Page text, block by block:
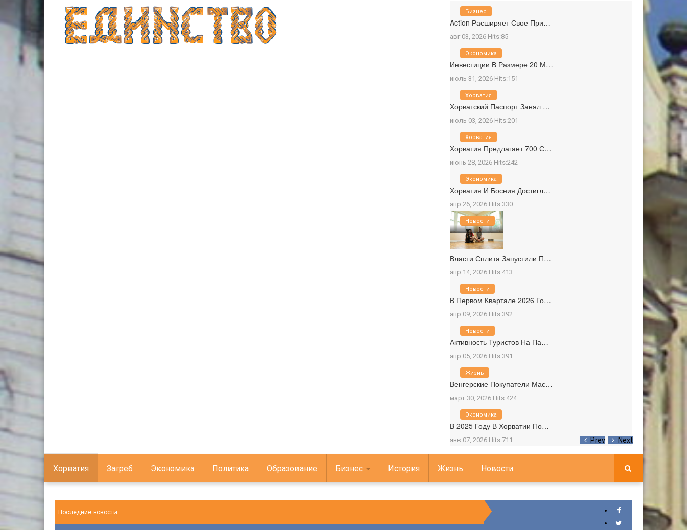
Prev Next
Action Расширяет Свое При…
авг 03, 2026 Hits:85
Бизнес
Инвестиции В Размере 20 М…
июль 31, 2026 Hits:151
Экономика
Хорватский Паспорт Занял …
июль 03, 2026 Hits:201
Хорватия
Хорватия Предлагает 700 С…
июнь 28, 2026 Hits:242
Хорватия
Хорватия И Босния Достигл…
апр 26, 2026 Hits:330
Экономика
Власти Сплита Запустили П…
апр 14, 2026 Hits:413
Новости
В Первом Квартале 2026 Го…
апр 09, 2026 Hits:392
Новости
Активность Туристов На Па…
апр 05, 2026 Hits:391
Новости
Венгерские Покупатели Мас…
март 30, 2026 Hits:424
Жизнь
В 2025 Году В Хорватии По…
янв 07, 2026 Hits:711
Экономика
Хорватия Загреб Экономика Политика Образование Бизнес История Жизнь Новости
Последние новости